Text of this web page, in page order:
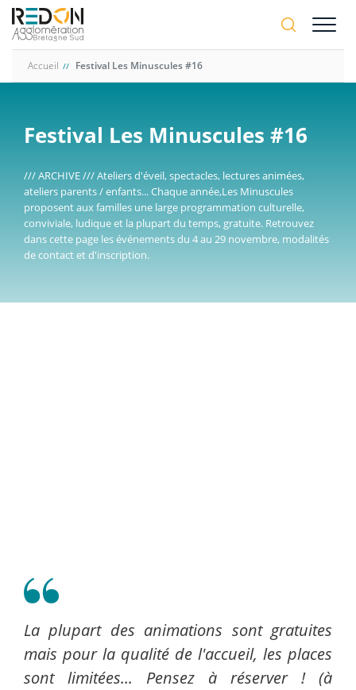
Aller
contenu
Accueil Festival Les Minuscules #16
Festival Les Minuscules #16
/// ARCHIVE /// Ateliers d'éveil, spectacles, lectures animées,
ateliers parents / enfants... Chaque année,Les Minuscules
proposent aux familles une large programmation culturelle,
conviviale, ludique et la plupart du temps, gratuite. Retrouvez
dans cette page les événements du 4 au 29 novembre, modalités
de contact et d'inscription.
La plupart des animations sont gratuites
mais pour la qualité de l'accueil, les places
sont limitées... Pensez à réserver ! (à